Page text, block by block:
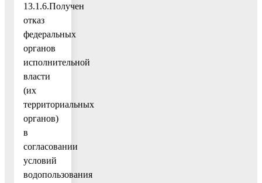
13.1.6.Получен
отказ
федеральных
органов
исполнительной
власти
(их
территориальных
органов)
в
согласовании
условий
водопользования